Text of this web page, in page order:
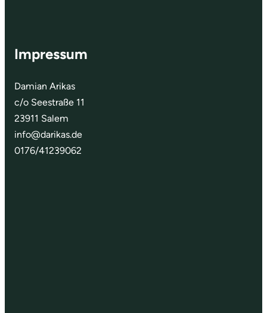
Impressum
Damian Arikas
c/o Seestraße 11
23911 Salem
info@darikas.de
0176/41239062